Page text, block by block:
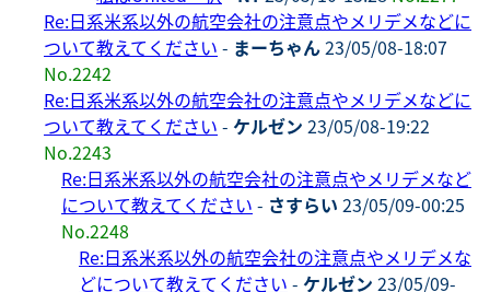
Re:日系米系以外の航空会社の注意点やメリデメなどに
ついて教えてください - まーちゃん23/05/08-18:07
No.2242
Re:日系米系以外の航空会社の注意点やメリデメなどに
ついて教えてください - ケルゼン 23/05/08-19:22
No.2243
Re:日系米系以外の航空会社の注意点やメリデメなど
について教えてください - さすらい 23/05/09-00:25
No.2248
Re:日系米系以外の航空会社の注意点やメリデメな
どについて教えてください - ケルゼン 23/05/09-